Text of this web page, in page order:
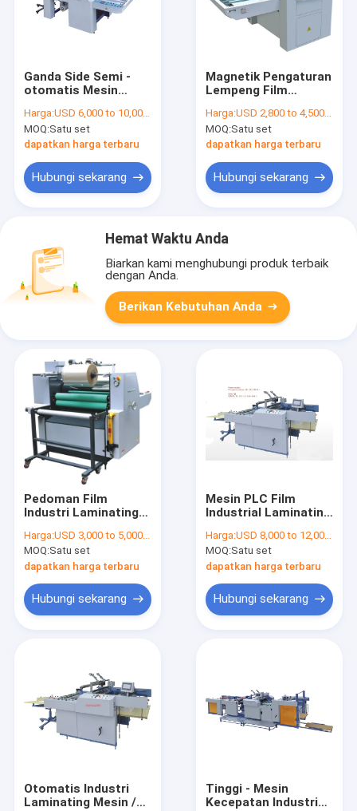
Ganda Side Semi -
otomatis Mesin
Laminating Machine
Film Laminator
Harga:USD 6,000 to 10,000 per set
MOQ:Satu set
dapatkan harga terbaru
Hubungi sekarang
Magnetik Pengaturan
Lempeng Film
Machine / Laminasi
Kertas Mesin
Harga:USD 2,800 to 4,500 per set
MOQ:Satu set
dapatkan harga terbaru
Hubungi sekarang
Hemat Waktu Anda
Biarkan kami menghubungi produk terbaik
dengan Anda.
Berikan Kebutuhan Anda
Pedoman Film
Industri Laminating
Otomatis Laminator
Harga:USD 3,000 to 5,000 per set
MOQ:Satu set
dapatkan harga terbaru
Hubungi sekarang
Mesin PLC Film
Industrial Laminating
Terpal Dan Jogger
Pengiriman
Harga:USD 8,000 to 12,000 per set
MOQ:Satu set
dapatkan harga terbaru
Hubungi sekarang
Otomatis Industri
Laminating Mesin /
Tinggi - Mesin
Kecepatan Industri